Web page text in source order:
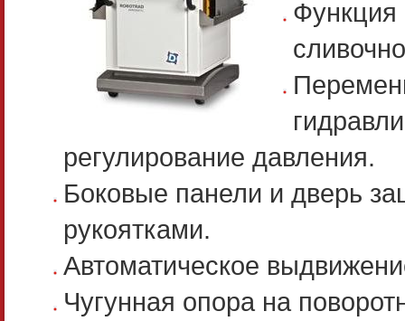
Функция
регулирование давления.
Боковые панели и дверь
рукоятками.
Автоматическое
Чугунная опора на